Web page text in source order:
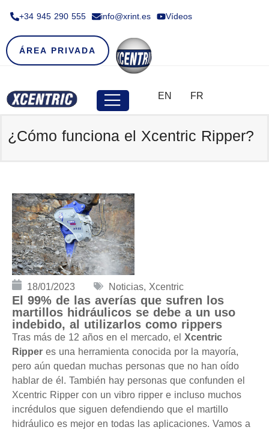
+34 945 290 555​ info@xrint.es Vídeos
ÁREA PRIVADA
EN FR
¿Cómo funciona el Xcentric Ripper?
18/01/2023 Noticias, Xcentric
El 99% de las averías que sufren los
martillos hidráulicos se debe a un uso
indebido, al utilizarlos como rippers
Tras más de 12 años en el mercado, el Xcentric
Ripper es una herramienta conocida por la mayoría,
pero aún quedan muchas personas que no han oído
hablar de él. También hay personas que confunden el
Xcentric Ripper con un vibro ripper e incluso muchos
incrédulos que siguen defendiendo que el martillo
hidráulico es mejor en todas las aplicaciones. Vamos a